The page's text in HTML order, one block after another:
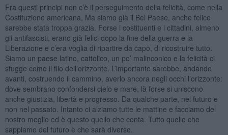
Fra questi principi non c’è il perseguimento della felicità, come nella
Costituzione americana, Ma siamo già il Bel Paese, anche felice
sarebbe stata troppa grazia. Forse i costituenti e i cittadini, almeno
gli antifascisti, erano già felici dopo la fine della guerra e la
Liberazione e c’era voglia di ripartire da capo, di ricostruire tutto.
Siamo un paese latino, cattolico, un po’ malinconico e la felicità ci
sfugge come il filo dell’orizzonte. L’importante sarebbe, andando
avanti, costruendo il cammino, averlo ancora negli occhi l’orizzonte:
dove sembrano confondersi cielo e mare, là forse si uniscono
anche giustizia, libertà e progresso. Da qualche parte, nel futuro e
non nel passato. Intanto ci alziamo tutte le mattine e facciamo del
nostro meglio ed è questo quello che conta. Tutto quello che
sappiamo del futuro è che sarà diverso.